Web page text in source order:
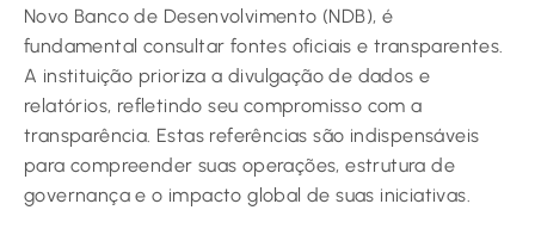
Novo Banco de Desenvolvimento (NDB), é
fundamental consultar fontes oficiais e transparentes.
A instituição prioriza a divulgação de dados e
relatórios, refletindo seu compromisso com a
transparência. Estas referências são indispensáveis
para compreender suas operações, estrutura de
governança e o impacto global de suas iniciativas.